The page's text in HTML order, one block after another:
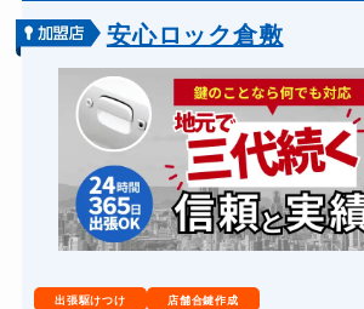
バイクカギ開け
バイクカギ作成
スーツケースカギ開け
スーツケースカギ作成
金庫カギ開け
金庫カギ修理
金庫カギ交換
安心ロック倉敷
出張駆けつけ 店舗合鍵作成